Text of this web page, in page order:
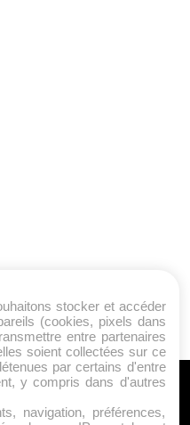
nous ?
stocker et accéder
(cookies, pixels dans
entre partenaires
soient collectées sur ce
par certains d'entre
y compris dans d'autres
navigation, préférences,